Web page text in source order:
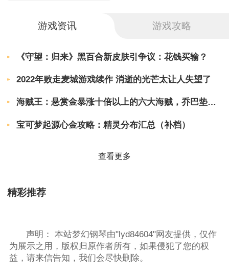
游戏资讯 游戏攻略
《守望：归来》黑百合新皮肤引争议：花钱买输？
2022年败走麦城游戏续作 消逝的光芒太让人失望了
海贼王：悬赏金暴涨十倍以上的六大海贼，乔巴垫底，巴基只能第2
宝可梦起源心金攻略：精灵分布汇总（补档）
查看更多
精彩推荐
声明：
本站梦幻钢琴由"lyd84604"网友提供，仅作
为展示之用，版权归原作者所有，如果侵犯了您的权
益，请来信告知，我们会尽快删除。